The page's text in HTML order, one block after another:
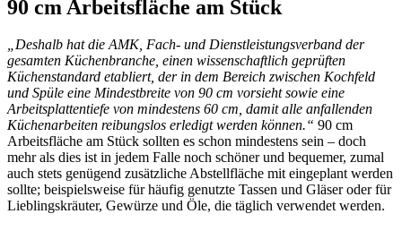
90 cm Arbeitsfläche am Stück
„Deshalb hat die AMK, Fach- und Dienstleistungsverband der
gesamten Küchenbranche, einen wissenschaftlich geprüften
Küchenstandard etabliert, der in dem Bereich zwischen Kochfeld
und Spüle eine Mindestbreite von 90 cm vorsieht sowie eine
Arbeitsplattentiefe von mindestens 60 cm, damit alle anfallenden
Küchenarbeiten reibungslos erledigt werden können.“ 90 cm
Arbeitsfläche am Stück sollten es schon mindestens sein – doch
mehr als dies ist in jedem Falle noch schöner und bequemer, zumal
auch stets genügend zusätzliche Abstellfläche mit eingeplant werden
sollte; beispielsweise für häufig genutzte Tassen und Gläser oder für
Lieblingskräuter, Gewürze und Öle, die täglich verwendet werden.